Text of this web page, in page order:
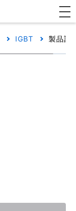
IGBT 製品詳